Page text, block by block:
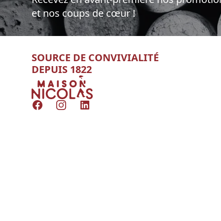
et nos coups de cœur !
SOURCE DE CONVIVIALITÉ
DEPUIS 1822
Nicolas
FacebookInstagramLinkedIn